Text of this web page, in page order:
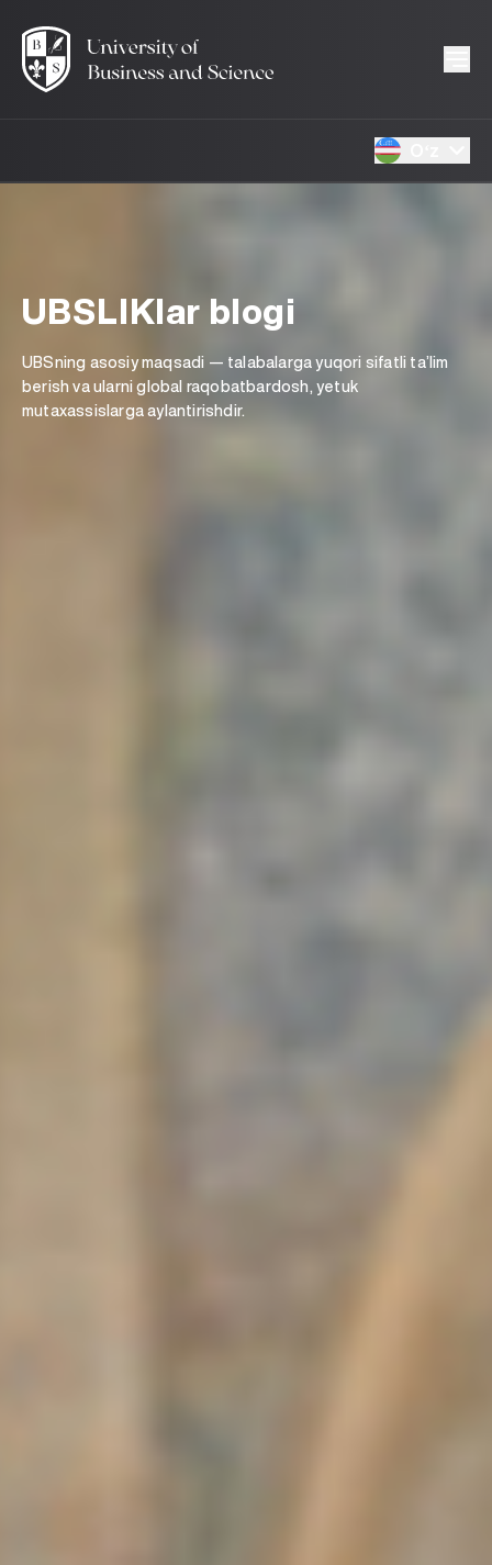
UBSLIKlar blogi
UBSning asosiy maqsadi — talabalarga yuqori sifatli ta’lim
berish va ularni global raqobatbardosh, yetuk
mutaxassislarga aylantirishdir.